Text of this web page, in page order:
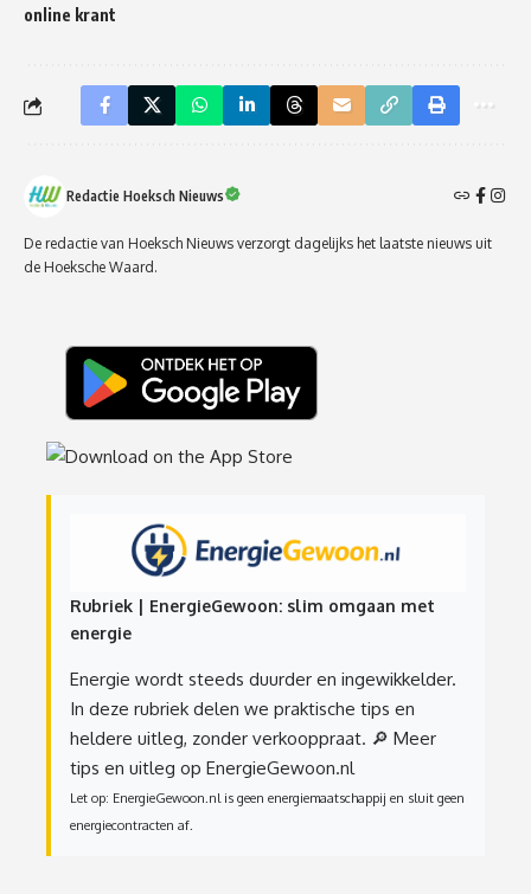
online krant
Redactie Hoeksch Nieuws
De redactie van Hoeksch Nieuws verzorgt dagelijks het laatste nieuws uit
de Hoeksche Waard.
Rubriek | EnergieGewoon: slim omgaan met
energie
Energie wordt steeds duurder en ingewikkelder.
In deze rubriek delen we praktische tips en
heldere uitleg, zonder verkooppraat. 🔎 Meer
tips en uitleg op EnergieGewoon.nl
Let op: EnergieGewoon.nl is geen energiemaatschappij en sluit geen
energiecontracten af.